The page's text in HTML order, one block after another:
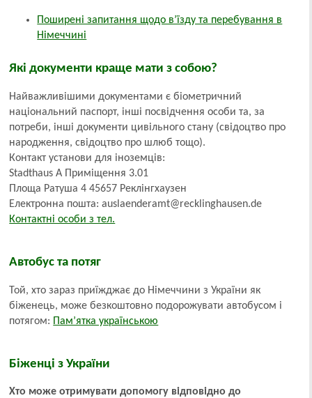
Поширені запитання щодо в’їзду та перебування в
Німеччині
Які документи краще мати з собою?
Найважливішими документами є біометричний
національний паспорт, інші посвідчення особи та, за
потреби, інші документи цивільного стану (свідоцтво про
народження, свідоцтво про шлюб тощо).
Контакт установи для іноземців:
Stadthaus A Приміщення 3.01
Площа Ратуша 4 45657 Реклінгхаузен
Електронна пошта: auslaenderamt@recklinghausen.de
Контактні особи з тел.
Автобус та потяг
Той, хто зараз приїжджає до Німеччини з України як
біженець, може безкоштовно подорожувати автобусом і
потягом: Пам’ятка українською
Біженці з України
Хто може отримувати допомогу відповідно до